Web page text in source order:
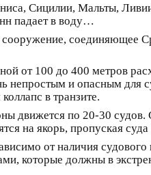
Сицилии, Мальты,
падает в воду…
соединяющее
100 до 400 метров
непростым и опасным для
в транзите.
движется по 20-30
на якорь, пропуская
от наличия
которые должны в